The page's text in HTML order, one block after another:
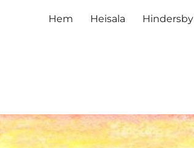
Hem Heisala Hindersby